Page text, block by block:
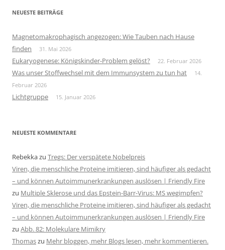
NEUESTE BEITRÄGE
Magnetomakrophagisch angezogen: Wie Tauben nach Hause
finden
31. Mai 2026
Eukaryogenese: Königskinder-Problem gelöst? 22. Februar 2026
Was unser Stoffwechsel mit dem Immunsystem zu tun hat
14.
Februar 2026
Lichtgruppe 15. Januar 2026
NEUESTE KOMMENTARE
Rebekkazu Tregs: Der verspätete Nobelpreis
Viren, die menschliche Proteine imitieren, sind häufiger als gedacht
– und können Autoimmunerkrankungen auslösen | Friendly Fire
zu Multiple Sklerose und das Epstein-Barr-Virus: MS wegimpfen?
Viren, die menschliche Proteine imitieren, sind häufiger als gedacht
– und können Autoimmunerkrankungen auslösen | Friendly Fire
zu Abb. 82: Molekulare Mimikry
Thomaszu Mehr bloggen, mehr Blogs lesen, mehr kommentieren.